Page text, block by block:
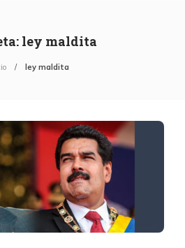
ley maldita
ley maldita